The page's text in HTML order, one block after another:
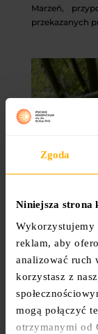
Zgoda
Niniejsza strona
Wykorzystujemy
reklam, aby
analizować ruch
korzystasz z
mogą połączyć
otrzymanymi od
Marzeń,
przekazanych